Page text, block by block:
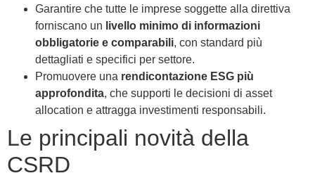
Garantire che tutte le imprese soggette alla direttiva
forniscano un livello minimo di informazioni
obbligatorie e comparabili, con standard più
dettagliati e specifici per settore.
Promuovere una rendicontazione ESG più
approfondita, che supporti le decisioni di asset
allocation e attragga investimenti responsabili.
Le principali novità della
CSRD